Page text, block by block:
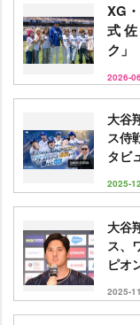
XG
式
ク」
2026-
大谷
ス侍
タビ
2025-
大谷
ス、
ピオ
2025-